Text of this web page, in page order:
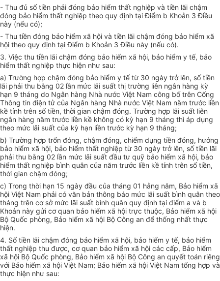
- Thu đủ số tiền phải đóng bảo hiểm thất nghiệp và tiền lãi chậm
đóng bảo hiểm thất nghiệp theo quy định tại Điểm b Khoản 3 Điều
này (nếu có);
- Thu tiền đóng bảo hiểm xã hội và tiền lãi chậm đóng bảo hiểm xã
hội theo quy định tại Điểm b Khoản 3 Điều này (nếu có).
3. Việc thu tiền lãi chậm đóng bảo hiểm xã hội, bảo hiểm y tế, bảo
hiểm thất nghiệp thực hiện như sau:
a) Trường hợp chậm đóng bảo hiểm y tế từ 30 ngày trở lên, số tiền
lãi phải thu bằng 02 lần mức lãi suất thị trường liên ngân hàng kỳ
hạn 9 tháng do Ngân hàng Nhà nước Việt Nam công bố trên Cổng
Thông tin điện tử của Ngân hàng Nhà nước Việt Nam năm trước liền
kề tính trên số tiền, thời gian chậm đóng. Trường hợp lãi suất liên
ngân hàng năm trước liền kề không có kỳ hạn 9 tháng thì áp dụng
theo mức lãi suất của kỳ hạn liền trước kỳ hạn 9 tháng;
b) Trường hợp trốn đóng, chậm đóng, chiếm dụng tiền đóng, hưởng
bảo hiểm xã hội, bảo hiểm thất nghiệp từ 30 ngày trở lên, số tiền lãi
phải thu bằng 02 lần mức lãi suất đầu tư quỹ bảo hiểm xã hội, bảo
hiểm thất nghiệp bình quân của năm trước liền kề tính trên số tiền,
thời gian chậm đóng;
c) Trong thời hạn 15 ngày đầu của tháng 01 hằng năm, Bảo hiểm xã
hội Việt Nam phải có văn bản thông báo mức lãi suất bình quân theo
tháng trên cơ sở mức lãi suất bình quân quy định tại điểm a và b
Khoản này gửi cơ quan bảo hiểm xã hội trực thuộc, Bảo hiểm xã hội
Bộ Quốc phòng, Bảo hiểm xã hội Bộ Công an để thống nhất thực
hiện.
4. Số tiền lãi chậm đóng bảo hiểm xã hội, bảo hiểm y tế, bảo hiểm
thất nghiệp thu được, cơ quan bảo hiểm xã hội các cấp, Bảo hiểm
xã hội Bộ Quốc phòng, Bảo hiểm xã hội Bộ Công an quyết toán riêng
với Bảo hiểm xã hội Việt Nam; Bảo hiểm xã hội Việt Nam tổng hợp và
thực hiện như sau: